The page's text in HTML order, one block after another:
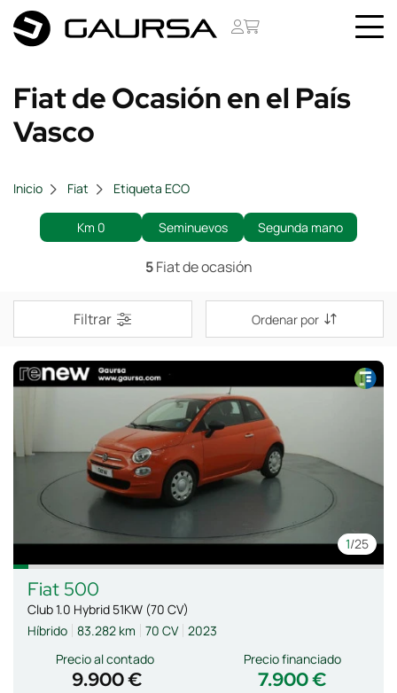
Fiat de Ocasión en el País
Vasco
Inicio Fiat Etiqueta ECO
Km 0 Seminuevos Segunda mano
5Fiat de ocasión
Filtrar Ordenar por
1/25
Fiat 500
Club 1.0 Hybrid 51KW (70 CV)
Híbrido 83.282 km 70 CV 2023
Precio al contado
9.900 € 7.900 €
Precio financiado